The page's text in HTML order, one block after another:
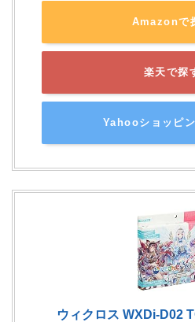
Amazonで
楽天で探
Yahooショッピ
ウィクロス WXDi-D02